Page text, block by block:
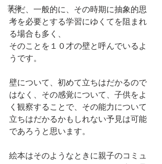
芸術
ただ、一般的に、その時期に抽象的思
考を必要とする学習にゆくてを阻まれ
る場合も多く、
そのことを１０才の壁と呼んでいるよ
うです。
壁について、初めて立ちはだかるので
はなく、その感覚について、子供をよ
く観察することで、その能力について
立ちはだかるかもしれない予見は可能
であろうと思います。
絵本はそのようなときに親子のコミュ